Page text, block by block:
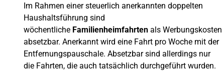
Im Rahmen einer steuerlich anerkannten doppelten
Haushaltsführung sind
wöchentliche Familienheimfahrten als Werbungskosten
absetzbar. Anerkannt wird eine Fahrt pro Woche mit der
Entfernungspauschale. Absetzbar sind allerdings nur
die Fahrten, die auch tatsächlich durchgeführt wurden.